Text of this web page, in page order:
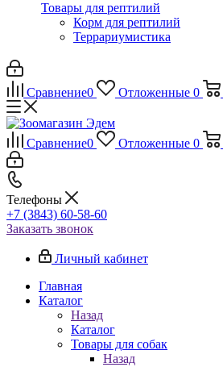
Товары для рептилий
Корм для рептилий
Террариумистика
Сравнение0 Отложенные 0
Сравнение0 Отложенные 0
Телефоны
+7 (3843) 60-58-60
Заказать звонок
Личный кабинет
Главная
Каталог
Назад
Каталог
Товары для собак
Назад